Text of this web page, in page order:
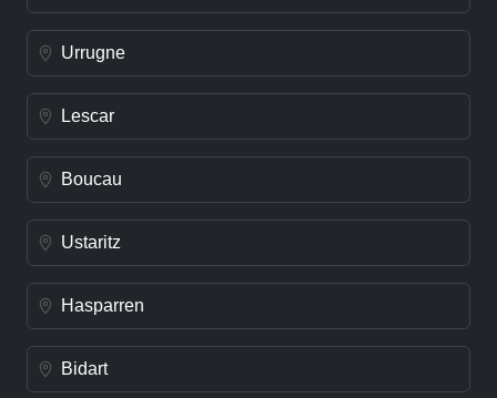
Urrugne
Lescar
Boucau
Ustaritz
Hasparren
Bidart